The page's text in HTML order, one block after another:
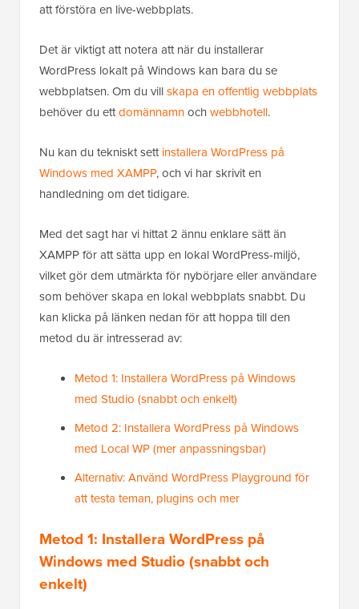
att förstöra en live-webbplats.
Det är viktigt att notera att när du installerar
WordPress lokalt på Windows kan bara du se
webbplatsen. Om du villskapa en offentlig webbplats
behöver du ettdomännamnochwebbhotell.
Nu kan du tekniskt settinstallera WordPress på
Windows med XAMPP, och vi har skrivit en
handledning om det tidigare.
Med det sagt har vi hittat 2 ännu enklare sätt än
XAMPP för att sätta upp en lokal WordPress-miljö,
vilket gör dem utmärkta för nybörjare eller användare
som behöver skapa en lokal webbplats snabbt. Du
kan klicka på länken nedan för att hoppa till den
metod du är intresserad av:
Metod 1: Installera WordPress på Windows
med Studio (snabbt och enkelt)
Metod 2: Installera WordPress på Windows
med Local WP (mer anpassningsbar)
Alternativ: Använd WordPress Playground för
att testa teman, plugins och mer
Metod 1: Installera WordPress på
Windows med Studio (snabbt och
enkelt)